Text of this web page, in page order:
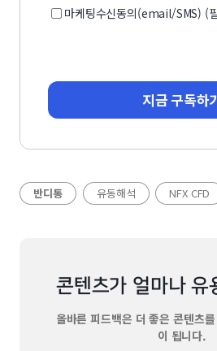
마케팅수신동의(email/SMS) (
반디통 유동해석 NFX CFD
콘텐츠가 얼마나 유
올바른 피드백은 더 좋은 콘텐츠
이 됩니다.